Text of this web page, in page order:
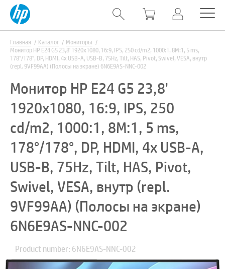
Главная Каталог
Мониторы
Монитор HP E24 G5 23,8' 1920x1080, 16:9, IPS, 250 cd/m2, 1000:1, 8M:1, 5 ms,
178°/178°, DP, HDMI, 4x USB-A, USB-B, 75Hz, Tilt, HAS, Pivot, Swivel, VESA, внутр
(repl. 9VF99AA) (Полосы на экране) 6N6E9AS-NNC-002
Монитор HP E24 G5 23,8'
1920x1080, 16:9, IPS, 250
cd/m2, 1000:1, 8M:1, 5 ms,
178°/178°, DP, HDMI, 4x USB-A,
USB-B, 75Hz, Tilt, HAS, Pivot,
Swivel, VESA, внутр (repl.
9VF99AA) (Полосы на экране)
6N6E9AS-NNC-002
Product number: 6N6E9AS-NNC-002